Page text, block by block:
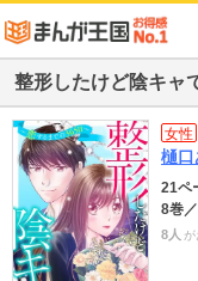
整形したけど陰キャ
女性
樋口
21ペ
8巻
8人